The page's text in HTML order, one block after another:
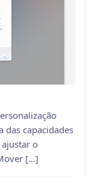
das capacidades
o
[…]